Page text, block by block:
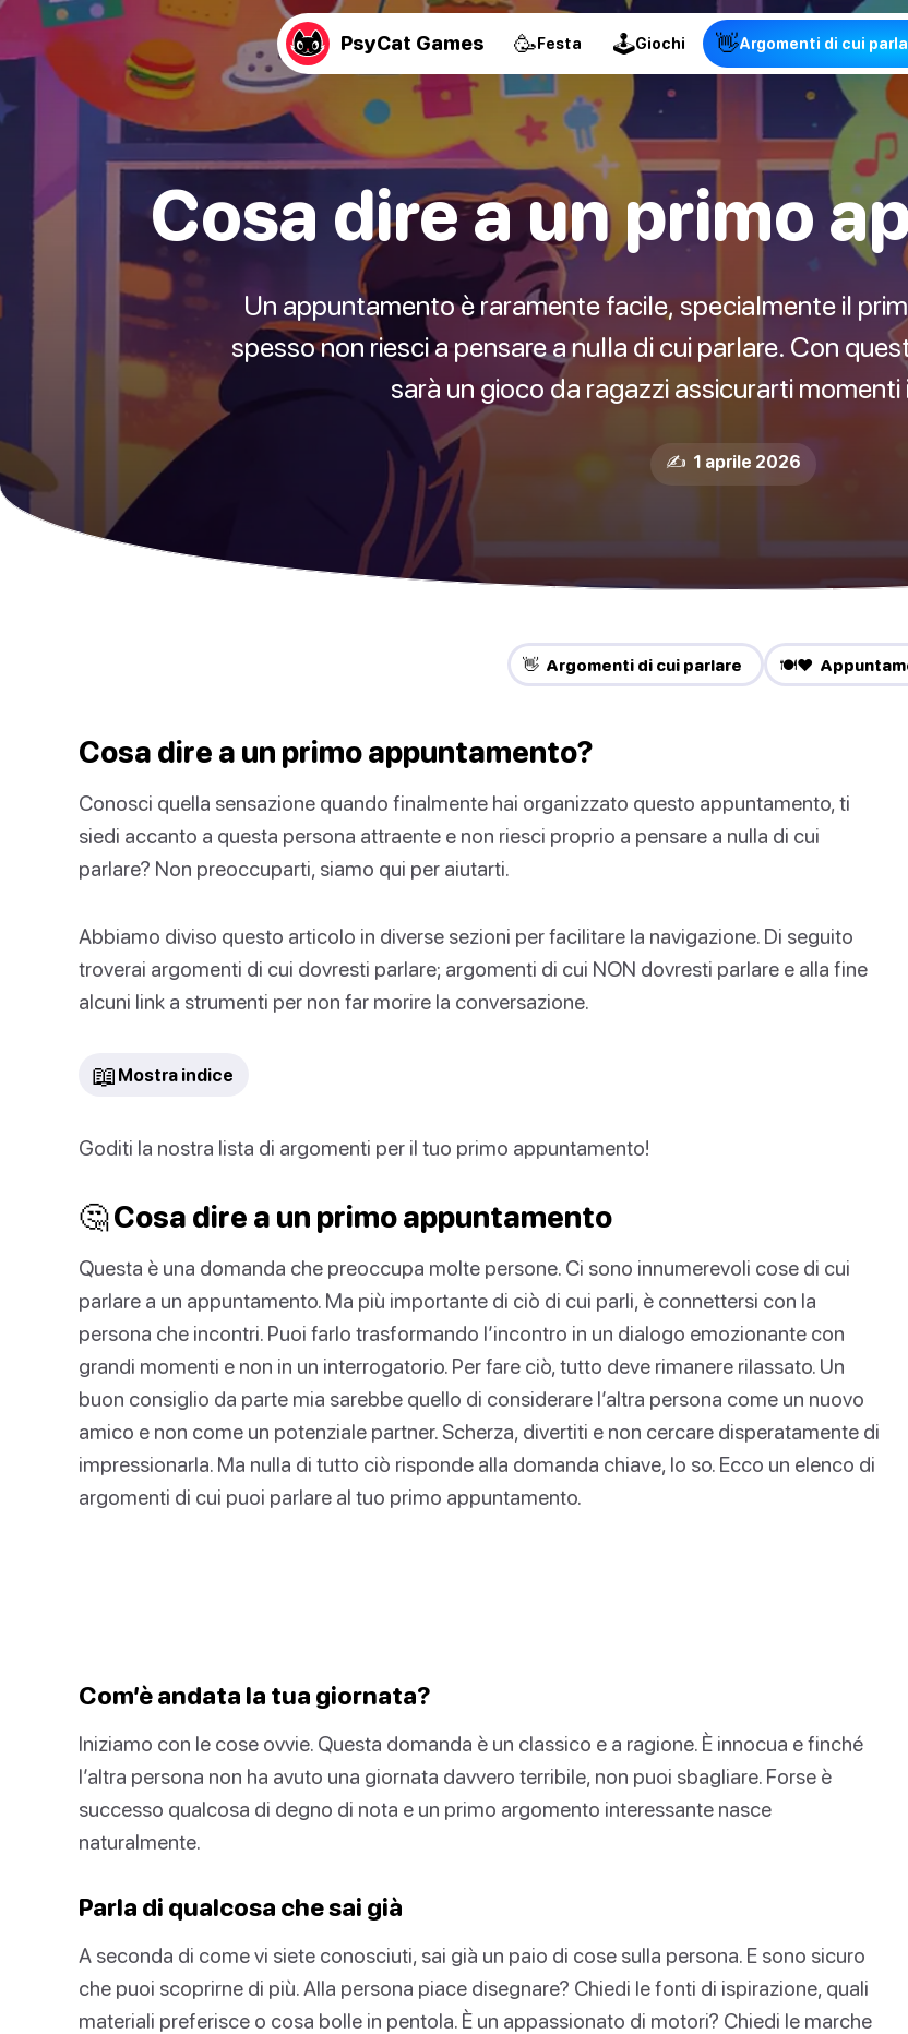
PsyCat Games 🥳Festa 🕹Giochi 👋Argomenti di cui
Cosa dire a un primo
Un appuntamento è raramente facile, specialmente il
spesso non riesci a pensare a nulla di cui parlare. Con
sarà un gioco da ragazzi assicurarti
✍️ 1 aprile 2026
👋 Argomenti di cui parlare 🍽️❤️
Cosa dire a un primo appuntamento?
Conosci quella sensazione quando finalmente hai organizzato questo appuntamento, ti
siedi accanto a questa persona attraente e non riesci proprio a pensare a nulla di cui
parlare? Non preoccuparti, siamo qui per aiutarti.
Abbiamo diviso questo articolo in diverse sezioni per facilitare la navigazione. Di seguito
troverai argomenti di cui dovresti parlare; argomenti di cui NON dovresti parlare e alla fine
alcuni link a strumenti per non far morire la conversazione.
📖 Mostra indice
Goditi la nostra lista di argomenti per il tuo primo appuntamento!
🤔 Cosa dire a un primo appuntamento
Questa è una domanda che preoccupa molte persone. Ci sono innumerevoli cose di cui
parlare a un appuntamento. Ma più importante di ciò di cui parli, è connettersi con la
persona che incontri. Puoi farlo trasformando l’incontro in un dialogo emozionante con
grandi momenti e non in un interrogatorio. Per fare ciò, tutto deve rimanere rilassato. Un
buon consiglio da parte mia sarebbe quello di considerare l’altra persona come un nuovo
amico e non come un potenziale partner. Scherza, divertiti e non cercare disperatamente di
impressionarla. Ma nulla di tutto ciò risponde alla domanda chiave, lo so. Ecco un elenco di
argomenti di cui puoi parlare al tuo primo appuntamento.
Com’è andata la tua giornata?
Iniziamo con le cose ovvie. Questa domanda è un classico e a ragione. È innocua e finché
l’altra persona non ha avuto una giornata davvero terribile, non puoi sbagliare. Forse è
successo qualcosa di degno di nota e un primo argomento interessante nasce
naturalmente.
Parla di qualcosa che sai già
A seconda di come vi siete conosciuti, sai già un paio di cose sulla persona. E sono sicuro
che puoi scoprirne di più. Alla persona piace disegnare? Chiedi le fonti di ispirazione, quali
materiali preferisce o cosa bolle in pentola. È un appassionato di motori? Chiedi le marche